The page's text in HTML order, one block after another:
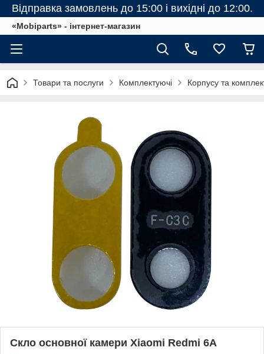
Відправка замовлень до 15:00 і вихідні до 12:00.
«Mobiparts» - інтернет-магазин
Товари та послуги Комплектуючі Корпусу та
Скло основної камери Xiaomi Redmi 6A